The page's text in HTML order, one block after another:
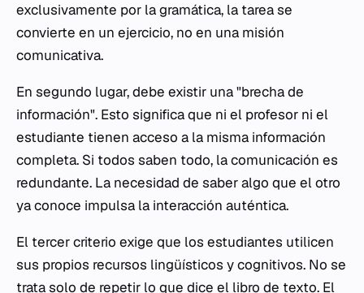
exclusivamente por la gramática, la tarea se
convierte en un ejercicio, no en una misión
comunicativa.
En segundo lugar, debe existir una "brecha de
información". Esto significa que ni el profesor ni el
estudiante tienen acceso a la misma información
completa. Si todos saben todo, la comunicación es
redundante. La necesidad de saber algo que el otro
ya conoce impulsa la interacción auténtica.
El tercer criterio exige que los estudiantes utilicen
sus propios recursos lingüísticos y cognitivos. No se
trata solo de repetir lo que dice el libro de texto. El